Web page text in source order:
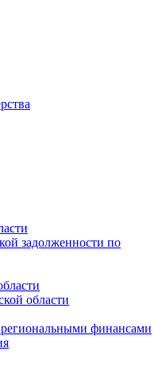
задолженности по
области
региональными финансами